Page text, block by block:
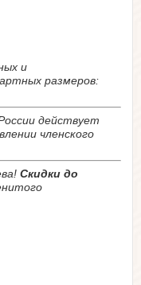
и
размеров:
действует
членского
Скидки до